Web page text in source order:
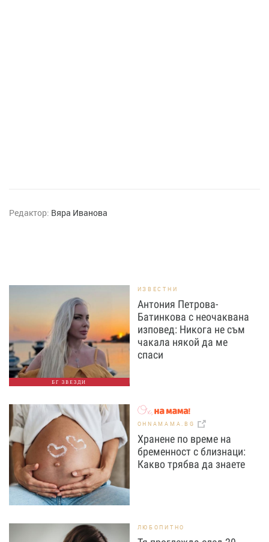
Редактор: Вяра Иванова
БГ ЗВЕЗДИ
ИЗВЕСТНИ
Антония Петрова-
Батинкова с неочаквана
изповед: Никога не съм
чакала някой да ме
спаси
OHNAMAMA.BG
Хранене по време на
бременност с близнаци:
Какво трябва да знаете
ЛЮБОПИТНО